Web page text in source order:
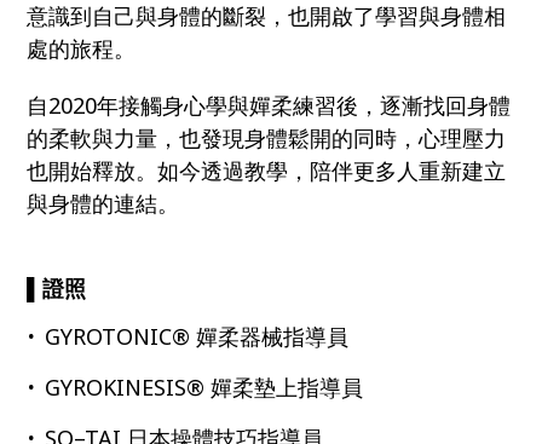
意識到自己與身體的斷裂，也開啟了學習與身體相
處的旅程。
自2020年接觸身心學與嬋柔練習後，逐漸找回身體
的柔軟與力量，也發現身體鬆開的同時，心理壓力
也開始釋放。如今透過教學，陪伴更多人重新建立
與身體的連結。
▌證照
‧ GYROTONIC® 嬋柔器械指導員
‧ GYROKINESIS® 嬋柔墊上指導員
‧